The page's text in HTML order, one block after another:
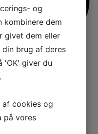
og
kombinere dem
givet dem eller
din brug af deres
'OK' giver du
cookies og
på vores